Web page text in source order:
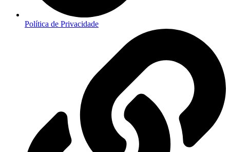
Política de Privacidade